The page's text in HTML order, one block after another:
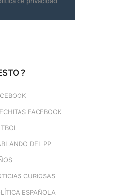
?
FACEBOOK
DEL PP
CURIOSAS
ESPAÑOLA